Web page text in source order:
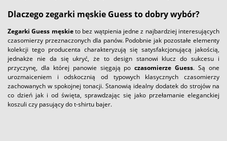
Dlaczego zegarki męskie Guess to dobry wybór?
Zegarki Guess męskieto bez wątpienia jedne z najbardziej interesujących
czasomierzy przeznaczonych dla panów. Podobnie jak pozostałe elementy
kolekcji tego producenta charakteryzują się satysfakcjonującą jakością,
jednakże nie da się ukryć, że to design stanowi klucz do sukcesu i
przyczynę, dla której panowie sięgają poczasomierze Guess. Są one
urozmaiceniem i odskocznią od typowych klasycznych czasomierzy
zachowanych w spokojnej tonacji. Stanowią idealny dodatek do strojów na
co dzień jak i od święta, sprawdzając się jako przełamanie eleganckiej
koszuli czy pasujący do t-shirtu bajer.